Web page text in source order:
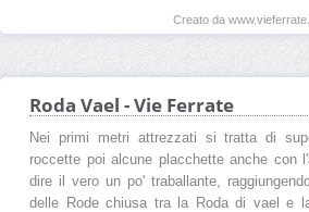
Creato da
Roda Vael - Vie Ferrate
Nei primi metri attrezzati si tratta di
roccette poi alcune placchette anche con
dire il vero un po' traballante,
delle Rode chiusa tra la Roda di vael e